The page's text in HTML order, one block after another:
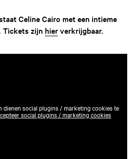
Celine Cairo met een intieme
Tickets zijn hierverkrijgbaar.
dienen social plugins / marketing cookies te
social plugins / marketing cookies